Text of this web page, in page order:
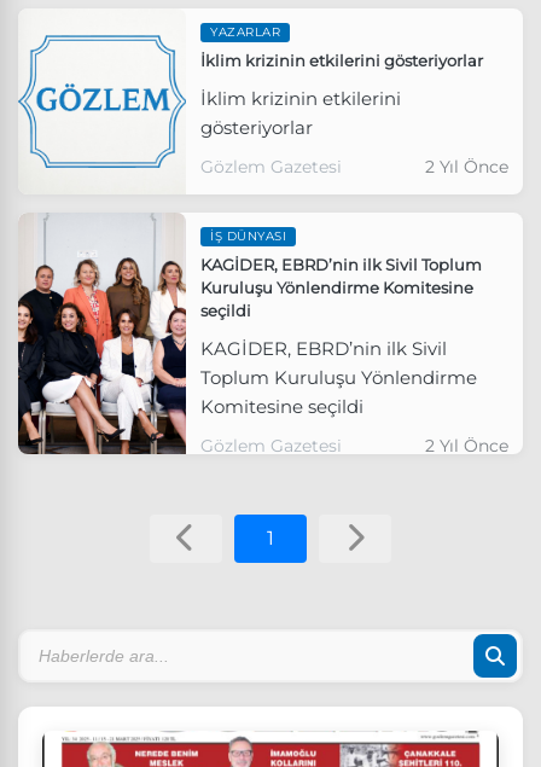
YAZARLAR
İklim krizinin etkilerini gösteriyorlar
İklim krizinin etkilerini
gösteriyorlar
Gözlem Gazetesi 2 Yıl Önce
İŞ DÜNYASI
KAGİDER, EBRD’nin ilk Sivil Toplum
Kuruluşu Yönlendirme Komitesine
seçildi
KAGİDER, EBRD’nin ilk Sivil
Toplum Kuruluşu Yönlendirme
Komitesine seçildi
Gözlem Gazetesi 2 Yıl Önce
1